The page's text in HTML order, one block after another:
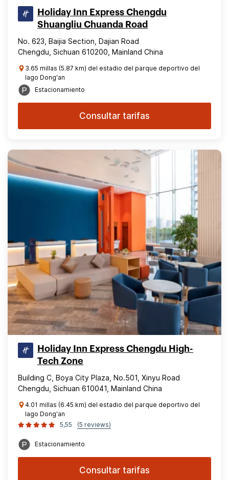
Holiday Inn Express Chengdu
Shuangliu Chuanda Road
No. 623, Baijia Section, Dajian Road
Chengdu, Sichuan 610200, Mainland China
3.65 millas (5.87 km) del estadio del parque deportivo del
lago Dong'an
Estacionamiento
Consultar tarifas
Holiday Inn Express Chengdu High-
Tech Zone
Building C, Boya City Plaza, No.501, Xinyu Road
Chengdu, Sichuan 610041, Mainland China
4.01 millas (6.45 km) del estadio del parque deportivo del
lago Dong'an
5,55
(5 reviews)
Estacionamiento
Consultar tarifas